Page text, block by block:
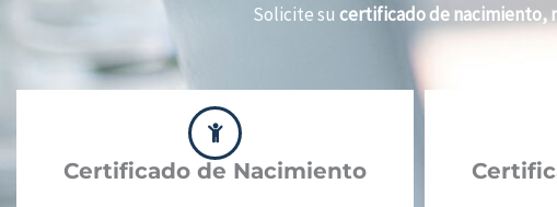
Solicite su certificado de nacimiento,
Certificado de Nacimiento